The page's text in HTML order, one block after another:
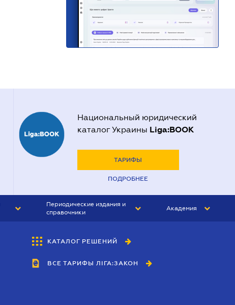
Национальный юридический
каталог Украины Liga:BOOK
ТАРИФЫ
ПОДРОБНЕЕ
Периодические издания и
справочники
БУХГАЛТЕР&ЗАКОН
ВЕСТНИК МСФО
Академия
КАТАЛОГ РЕШЕНИЙ
ВСЕ ТАРИФЫ ЛІГА:ЗАКОН